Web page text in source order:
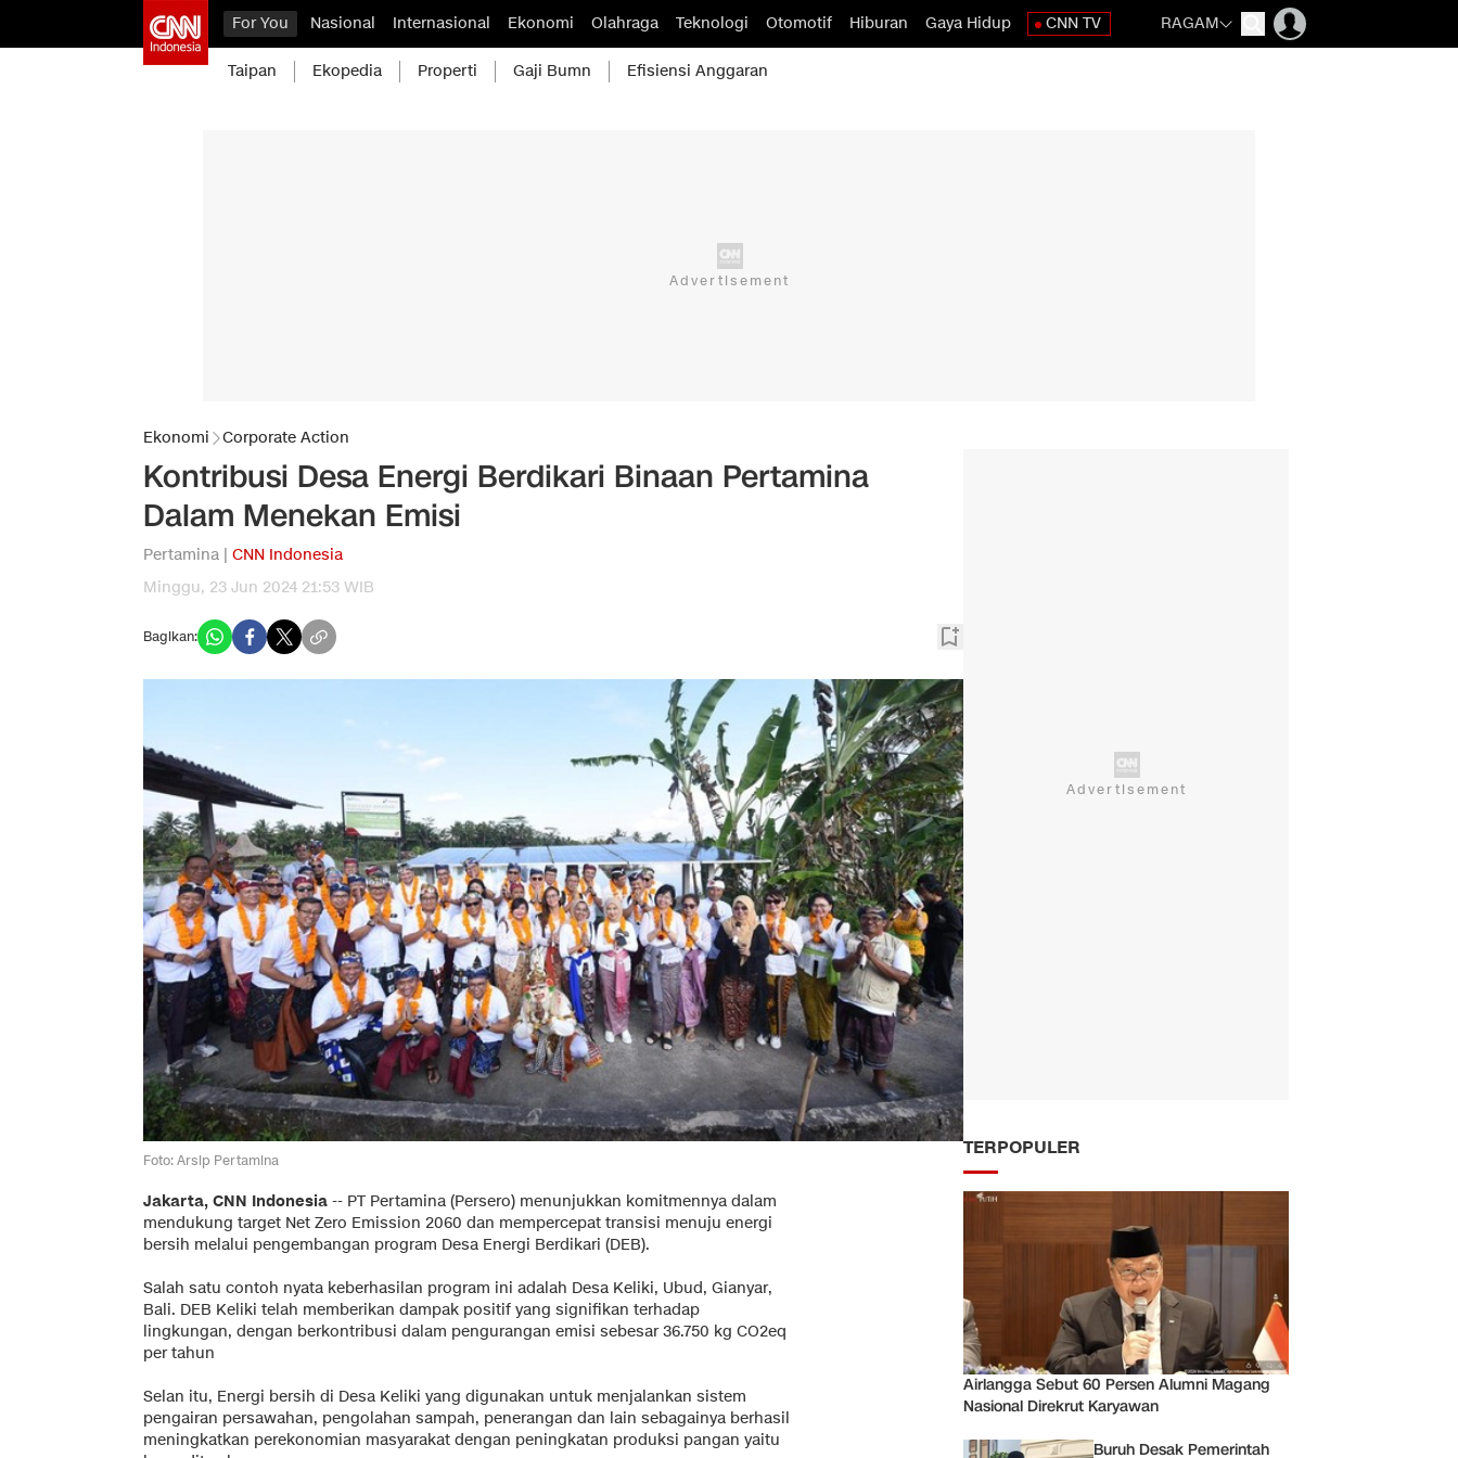
For You Nasional Internasional Ekonomi Olahraga Teknologi Otomotif Hiburan Gaya Hidup CNN TV RAGAM
Taipan Ekopedia Properti Gaji Bumn Efisiensi Anggaran
Ekonomi Corporate Action
Kontribusi Desa Energi Berdikari Binaan Pertamina
Dalam Menekan Emisi
Pertamina | CNN Indonesia
Minggu, 23 Jun 2024 21:53 WIB
Bagikan:
Foto: Arsip Pertamina
Jakarta, CNN Indonesia -- PT Pertamina (Persero) menunjukkan komitmennya dalam
mendukung target Net Zero Emission 2060 dan mempercepat transisi menuju energi
bersih melalui pengembangan program Desa Energi Berdikari (DEB).
Salah satu contoh nyata keberhasilan program ini adalah Desa Keliki, Ubud, Gianyar,
Bali. DEB Keliki telah memberikan dampak positif yang signifikan terhadap
lingkungan, dengan berkontribusi dalam pengurangan emisi sebesar 36.750 kg CO2eq
per tahun
Selan itu, Energi bersih di Desa Keliki yang digunakan untuk menjalankan sistem
pengairan persawahan, pengolahan sampah, penerangan dan lain sebagainya berhasil
meningkatkan perekonomian masyarakat dengan peningkatan produksi pangan yaitu
TERPOPULER
Airlangga Sebut 60 Persen Alumni Magang
Nasional Direkrut Karyawan
Buruh Desak Pemerintah